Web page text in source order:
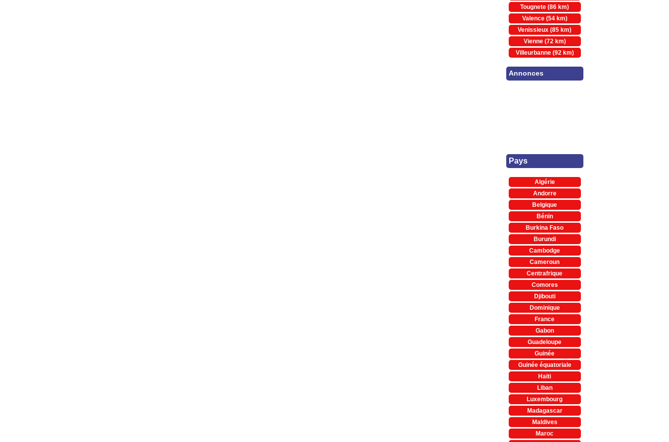
Tougnete (86 km)
Valence (54 km)
Venissieux (85 km)
Vienne (72 km)
Villeurbanne (92 km)
Annonces
Pays
Algérie
Andorre
Belgique
Bénin
Burkina Faso
Burundi
Cambodge
Cameroun
Centrafrique
Comores
Djibouti
Dominique
France
Gabon
Guadeloupe
Guinée
Guinée équatoriale
Haïti
Liban
Luxembourg
Madagascar
Maldives
Maroc